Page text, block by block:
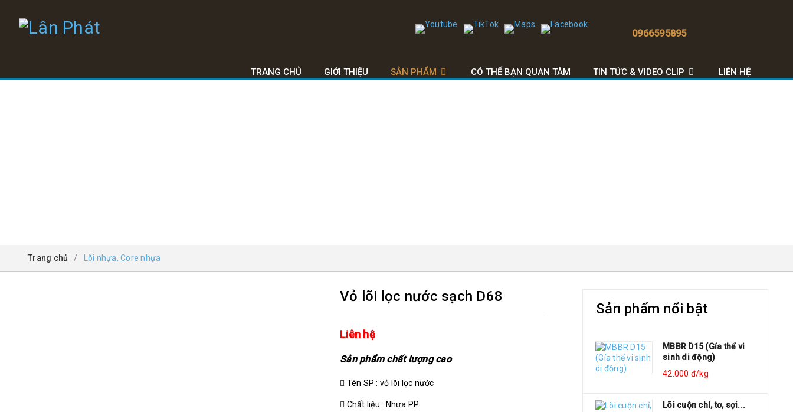
0966595895
TRANG CHỦ GIỚI THIỆU SẢN PHẨM CÓ THỂ BẠN QUAN TÂM TIN TỨC & VIDEO CLIP LIÊN HỆ
Trang chủ / Lõi nhựa, Core nhựa
Vỏ lõi lọc nước sạch D68
Liên hệ
Sản phẩm chất lượng cao
Tên SP : vỏ lõi lọc nước
Chất liệu : Nhựa PP.
Sản phẩm nổi bật
MBBR D15 (Gía thể vi
sinh di động)
42.000 đ/kg
Lõi cuộn chỉ, tơ, sợi...